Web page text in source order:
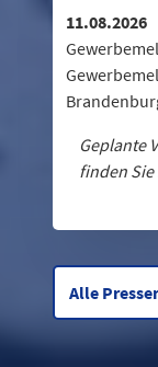
11.08.2026
Geplante
finden
Alle